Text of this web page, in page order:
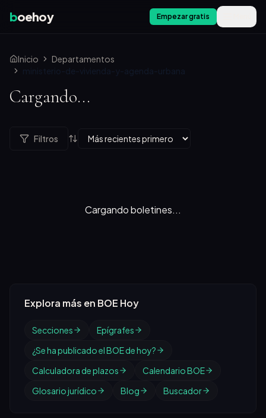
boehoy Empezar gratis
Inicio
Departamentos
ministerio-de-vivienda-y-agenda-urbana
Cargando...
Filtros
Cargando boletines...
Explora más en BOE Hoy
Secciones
Epígrafes
¿Se ha publicado el BOE de hoy?
Calculadora de plazos
Calendario BOE
Glosario jurídico
Blog Buscador